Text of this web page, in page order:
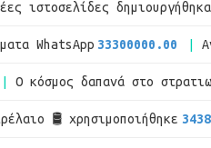
ιστοσελίδες
WhatsApp 33300000.00
Ο κόσμος δαπανά στο
🛢 χρησιμοποιήθηκε